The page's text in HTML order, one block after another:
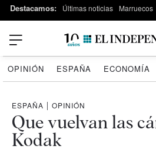
Destacamos: Últimas noticias Marruecos
OPINIÓN ESPAÑA ECONOMÍA
ESPAÑA | OPINIÓN
Que vuelvan las
Kodak